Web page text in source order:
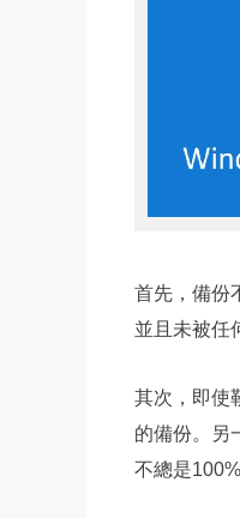
首先，備份
並且未被任
其次，即使
的備份。另
不總是100%